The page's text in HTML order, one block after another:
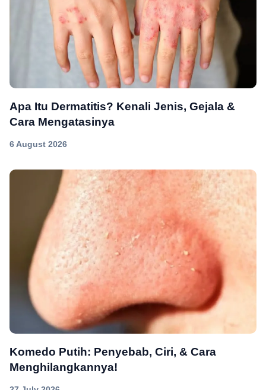
Apa Itu Dermatitis? Kenali Jenis, Gejala &
Cara Mengatasinya
6 August 2026
Komedo Putih: Penyebab, Ciri, & Cara
Menghilangkannya!